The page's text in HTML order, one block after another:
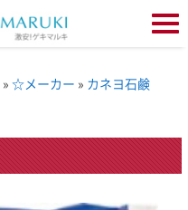
» ☆メーカー » カネヨ石鹸